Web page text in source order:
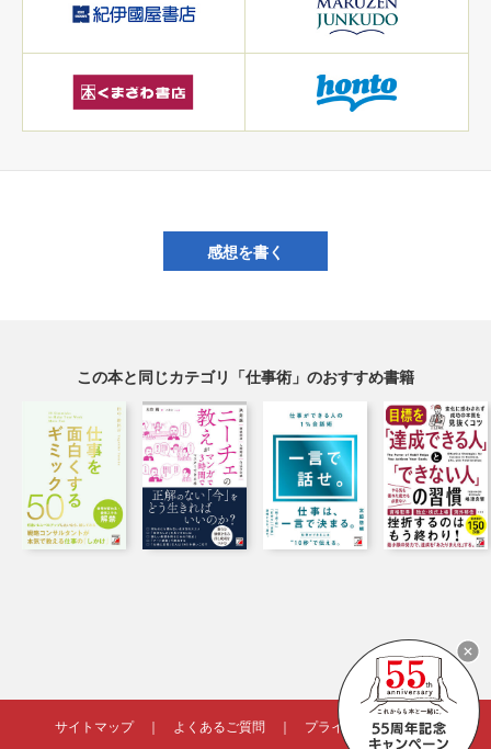
感想を書く
この本と同じカテゴリ「仕事術」のおすすめ書籍
サイトマップ｜ よくあるご質問 プライバシーポリシー